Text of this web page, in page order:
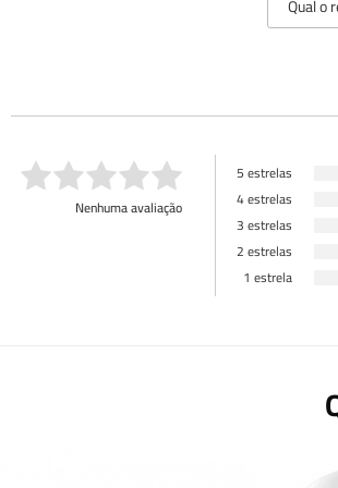
Nenhuma avaliação
5 estrelas
4 estrelas
3 estrelas
2 estrelas
1 estrela